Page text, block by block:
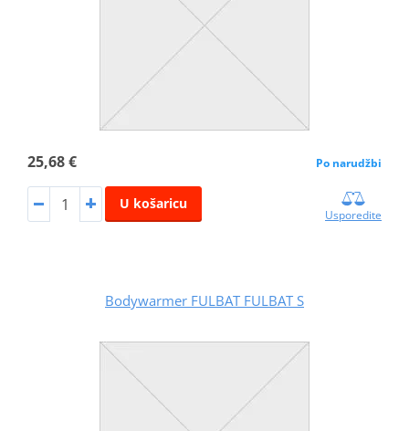
25,68 € Po narudžbi
U košaricu
Usporedite
Bodywarmer FULBAT FULBAT S